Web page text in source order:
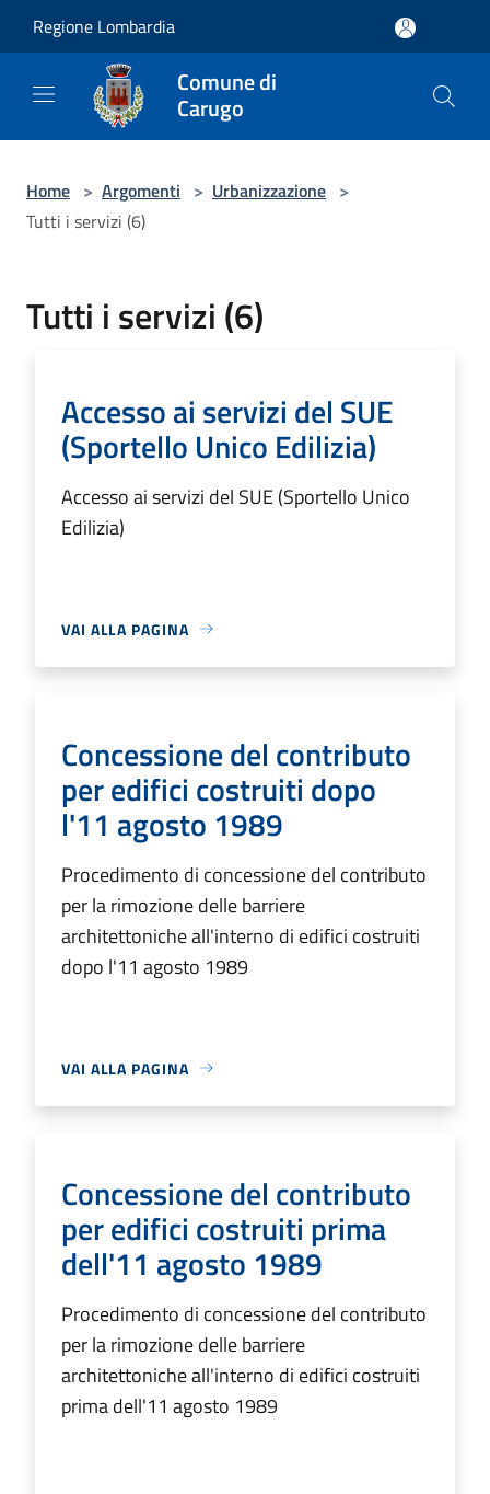
Regione Lombardia
Comune di
Carugo
Home > Argomenti > Urbanizzazione >
Tutti i servizi (6)
Tutti i servizi (6)
Accesso ai servizi del SUE
(Sportello Unico Edilizia)
Accesso ai servizi del SUE (Sportello Unico
Edilizia)
VAI ALLA PAGINA
Concessione del contributo
per edifici costruiti dopo
l'11 agosto 1989
Procedimento di concessione del contributo
per la rimozione delle barriere
architettoniche all'interno di edifici costruiti
dopo l'11 agosto 1989
VAI ALLA PAGINA
Concessione del contributo
per edifici costruiti prima
dell'11 agosto 1989
Procedimento di concessione del contributo
per la rimozione delle barriere
architettoniche all'interno di edifici costruiti
prima dell'11 agosto 1989